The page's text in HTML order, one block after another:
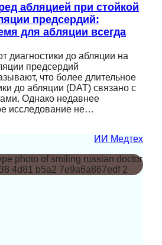
абляцией при стойкой
предсердий:
для абляции всегда
диагностики до абляции на
предсердий
что более длительное
до абляции (DAT) связано с
Однако недавнее
исследование не…
ИИ Медтех